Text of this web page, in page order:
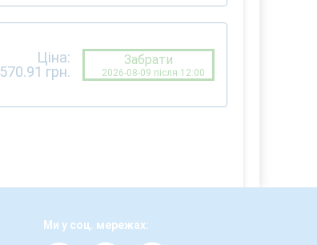
Ціна:
570.91 грн.
Забрати
2026-08-09 після 12:00
Ми у соц. мережах: